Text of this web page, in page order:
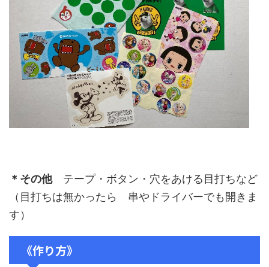
＊その他テープ・ボタン・穴をあける目打ちなど
（目打ちは無かったら 串やドライバーでも開きま
す）
《作り方》